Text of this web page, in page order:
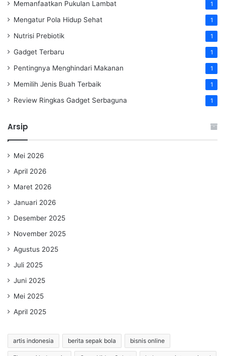
Memanfaatkan Pukulan Lambat 1
Mengatur Pola Hidup Sehat 1
Nutrisi Prebiotik 1
Gadget Terbaru 1
Pentingnya Menghindari Makanan 1
Memilih Jenis Buah Terbaik 1
Review Ringkas Gadget Serbaguna 1
Arsip
Mei 2026
April 2026
Maret 2026
Januari 2026
Desember 2025
November 2025
Agustus 2025
Juli 2025
Juni 2025
Mei 2025
April 2025
artis indonesia berita sepak bola bisnis online